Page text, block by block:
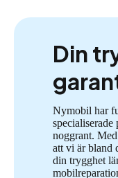
Din
Nymobil har
specialiserade
noggrant.
att vi är bland
din trygghet